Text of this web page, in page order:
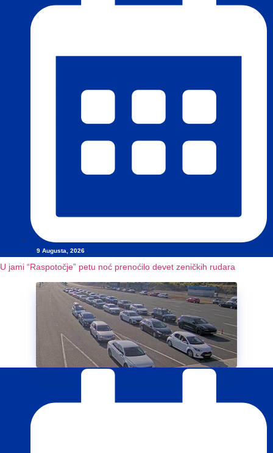
9 Augusta, 2026
U jami “Raspotočje” petu noć prenoćilo devet zeničkih rudara